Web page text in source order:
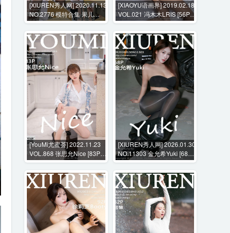
[XIUREN秀人网] 2020.11.13
NO.2776 模特合集 果儿
Victoria 周大萌 [118P-
1030MB]
[XIAOYU语画界] 2019.02.18
VOL.021 冯木木LRIS [56P-
200MB]
[YouMi尤蜜荟] 2022.11.23
VOL.868 张思允Nice [83P-
697MB]
[XIUREN秀人网] 2026.01.30
NO.11303 金允希Yuki [68P-
839MB]